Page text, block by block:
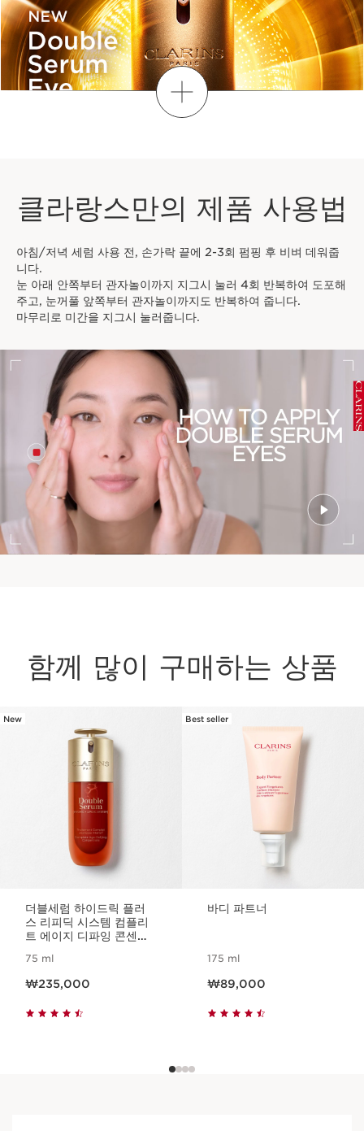
무료
아이 리도키
-
1 item
더보기
클라랑스만의 제품 사용법
아침/저녁 세럼 사용 전, 손가락 끝에 2-3회 펌핑 후 비벼 데워줍
니다.
눈 아래 안쪽부터 관자놀이까지 지그시 눌러 4회 반복하여 도포해
주고, 눈꺼풀 앞쪽부터 관자놀이까지도 반복하여 줍니다.
마무리로 미간을 지그시 눌러줍니다.
함께 많이 구매하는 상품
컨텐츠로 이동하기
New
더블세럼 하이드릭 플러
스 리피딕 시스템 컴플리
트 에이지 디파잉 콘센트
75 ml
₩235,000
Best seller
바디 파트너
175 ml
₩89,000